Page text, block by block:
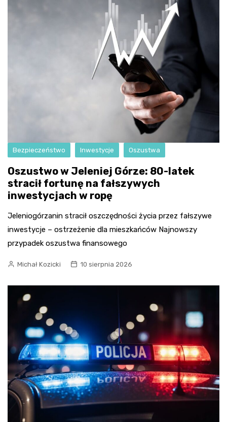
Bezpieczeństwo Inwestycje Oszustwa
Oszustwo w Jeleniej Górze: 80-latek
stracił fortunę na fałszywych
inwestycjach w ropę
Jeleniogórzanin stracił oszczędności życia przez fałszywe
inwestycje – ostrzeżenie dla mieszkańców Najnowszy
przypadek oszustwa finansowego
Michał Kozicki 10 sierpnia 2026